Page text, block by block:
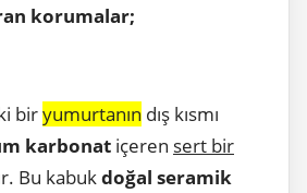
korumalar;
biryumurtanın dış kısmı
karbonat içeren sert bir
Bu kabukdoğal seramik